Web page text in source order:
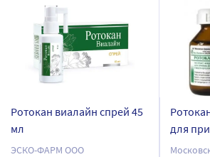
Ротокан виалайн спрей 45
мл
ЭСКО-ФАРМ ООО
для